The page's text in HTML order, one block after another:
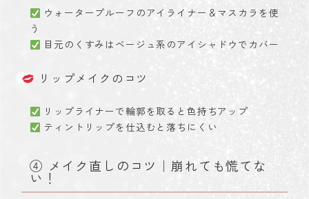
ウォータープルーフのアイライナー＆マスカラを使
う
目元のくすみはベージュ系のアイシャドウでカバー
リップメイクのコツ
リップライナーで輪郭を取ると色持ちアップ
ティントリップを仕込むと落ちにくい
④ メイク直しのコツ｜崩れても慌てな
い！